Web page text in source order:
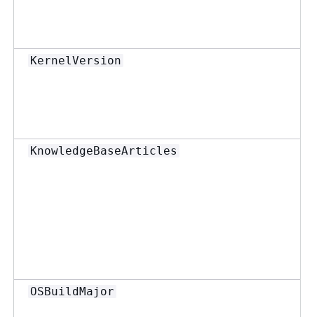
KernelVersion
KnowledgeBaseArticles
OSBuildMajor